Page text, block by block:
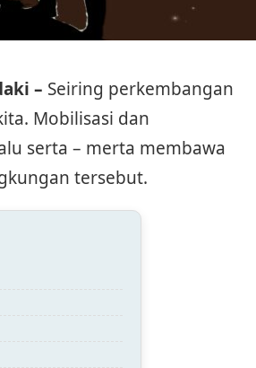
– Seiring perkembangan
Mobilisasi dan
serta – merta membawa
tersebut.